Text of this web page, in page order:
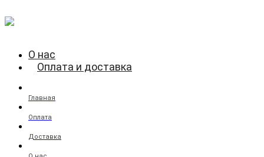
О нас
Оплата и доставка
Главная
Оплата
Доставка